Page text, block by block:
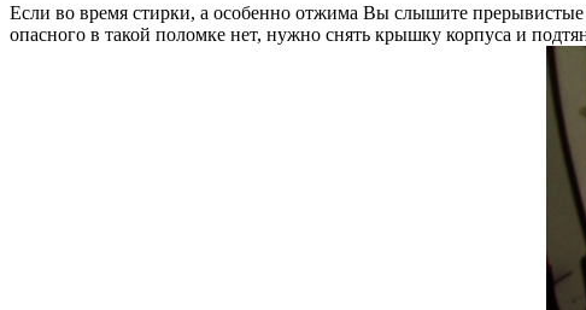
Если во время стирки, а особенно отжима Вы слышите прерывистые
опасного в такой поломке нет, нужно снять крышку корпуса и